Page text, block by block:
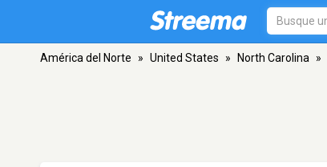
América del Norte » United States » North Carolina »